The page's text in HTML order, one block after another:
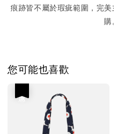
痕跡皆不屬於瑕疵範圍，完
購
您可能也喜歡